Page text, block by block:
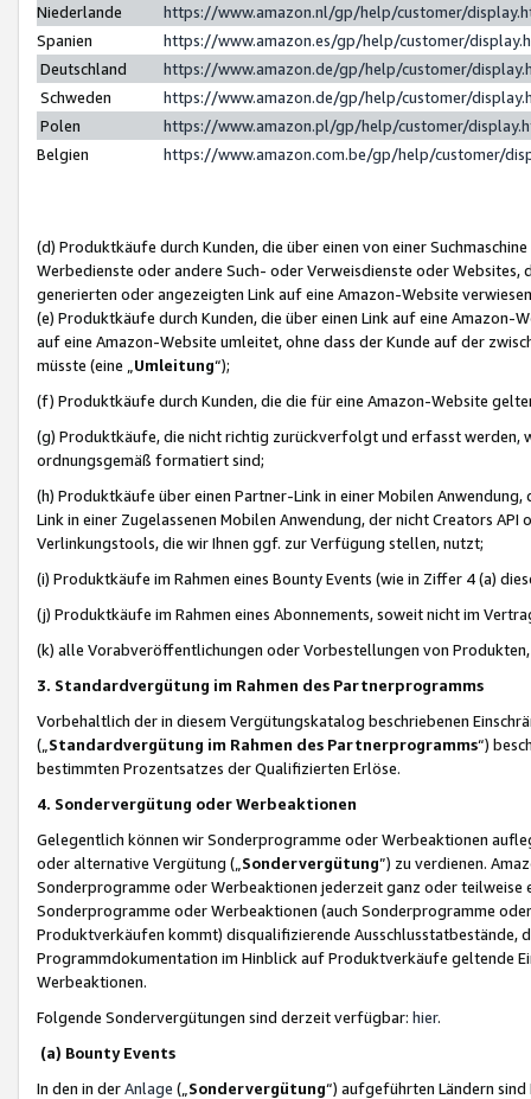
Niederlande
https://www.amazon.nl/gp/help/customer/
Spanien
https://www.amazon.es/gp/help/customer/
Deutschland
https://www.amazon.de/gp/help/customer/
Schweden
https://www.amazon.de/gp/help/customer/
Polen
https://www.amazon.pl/gp/help/customer/
Belgien
https://www.amazon.com.be/gp/help/customer/
(d) Produktkäufe durch Kunden, die über einen von einer
Werbedienste oder andere Such- oder Verweisdienste oder Websites,
generierten oder angezeigten Link auf eine Amazon-Website
(e) Produktkäufe durch Kunden, die über einen Link auf eine
auf eine Amazon-Website umleitet, ohne dass der Kunde auf der
müsste (eine „ Umleitung“);
(f) Produktkäufe durch Kunden, die die für eine Amazon-Website
(g) Produktkäufe, die nicht richtig zurückverfolgt und erfasst werden,
ordnungsgemäß formatiert sind;
(h) Produktkäufe über einen Partner-Link in einer Mobilen
Link in einer Zugelassenen Mobilen Anwendung, der nicht Creators
Verlinkungstools, die wir Ihnen ggf. zur Verfügung stellen, nutzt;
(i) Produktkäufe im Rahmen eines Bounty Events (wie in Ziffer 4 (a)
(j) Produktkäufe im Rahmen eines Abonnements, soweit nicht im
(k) alle Vorabveröffentlichungen oder Vorbestellungen von
3. Standardvergütung im Rahmen des Partnerprogramms
Vorbehaltlich der in diesem Vergütungskatalog beschriebenen
(„ Standardvergütung im Rahmen des Partnerprogramms“)
bestimmten Prozentsatzes der Qualifizierten Erlöse.
4. Sondervergütung oder Werbeaktionen
Gelegentlich können wir Sonderprogramme oder Werbeaktionen
oder alternative Vergütung („ Sondervergütung”) zu verdienen.
Sonderprogramme oder Werbeaktionen jederzeit ganz oder
Sonderprogramme oder Werbeaktionen (auch Sonderprogramme
Produktverkäufen kommt) disqualifizierende Ausschlusstatbestände,
Programmdokumentation im Hinblick auf Produktverkäufe geltende
Werbeaktionen.
Folgende Sondervergütungen sind derzeit verfügbar: hier.
(a) Bounty Events
In den in derAnlage („ Sondervergütung“) aufgeführten Ländern